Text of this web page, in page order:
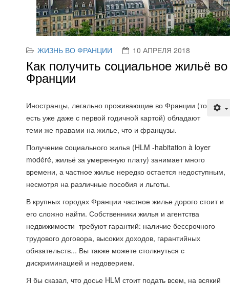
ЖИЗНЬ ВО ФРАНЦИИ 10 АПРЕЛЯ 2018
Как получить социальное жильё во
Франции
Иностранцы, легально проживающие во Франции (то
есть уже даже с первой годичной картой) обладают
теми же правами на жилье, что и французы.
Получение cоциального жилья (HLM -habitation à loyer
modéré, жильё за умеренную плату) занимает много
времени, а частное жилье нередко остается недоступным,
несмотря на различные пособия и льготы.
В крупных городах Франции частное жилье дорого стоит и
его сложно найти. Собственники жилья и агентства
недвижимости требуют гарантий: наличие бессрочного
трудового договора, высоких доходов, гарантийных
обязательств... Вы также можете столкнуться с
дискриминацией и недоверием.
Я бы сказал, что досье HLM стоит подать всем, на всякий